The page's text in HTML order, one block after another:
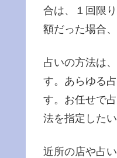
合は、１回限
額だった場合
占いの方法は
す。あらゆる
す。お任せで
法を指定した
近所の店や占